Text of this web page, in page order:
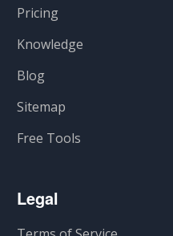
Pricing
Knowledge
Blog
Sitemap
Free Tools
Legal